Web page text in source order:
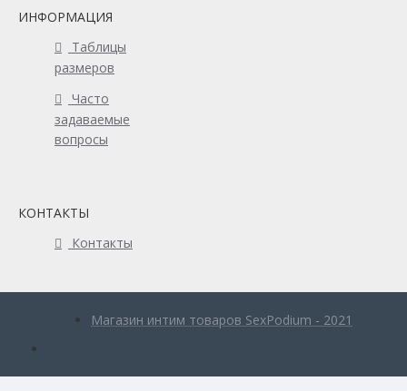
ИНФОРМАЦИЯ
Таблицы
размеров
Часто
задаваемые
вопросы
КОНТАКТЫ
Контакты
Магазин интим товаров SexPodium - 2021